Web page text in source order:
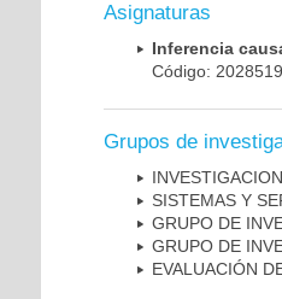
Asignaturas
Inferencia
Código:
Grupos de
SISTEMAS Y
GRUPO DE
GRUPO DE
EVALUACIÓN